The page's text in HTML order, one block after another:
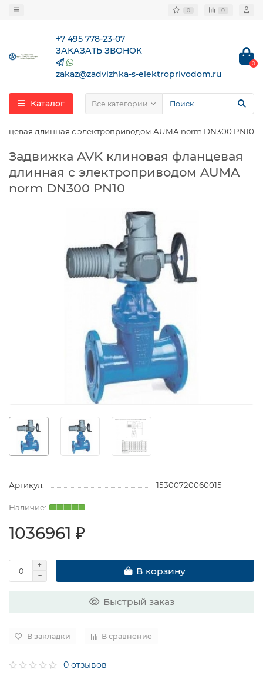
0 0
+7 495 778-23-07
ЗАКАЗАТЬ ЗВОНОК
zakaz@zadvizhka-s-elektroprivodom.ru
0
Каталог Все категории
длинная с электроприводом AUMA norm DN300 PN10
Задвижка AVK клиновая фланцевая
длинная с электроприводом AUMA
norm DN300 PN10
Артикул: 15300720060015
1036961 ₽
В корзину
Быстрый заказ
В закладки В сравнение
0 отзывов